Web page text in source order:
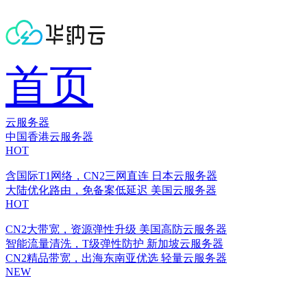
首页
云服务器
中国香港云服务器
HOT
含国际T1网络，CN2三网直连 日本云服务器
大陆优化路由，免备案低延迟 美国云服务器
HOT
CN2大带宽，资源弹性升级 美国高防云服务器
智能流量清洗，T级弹性防护 新加坡云服务器
CN2精品带宽，出海东南亚优选 轻量云服务器
NEW